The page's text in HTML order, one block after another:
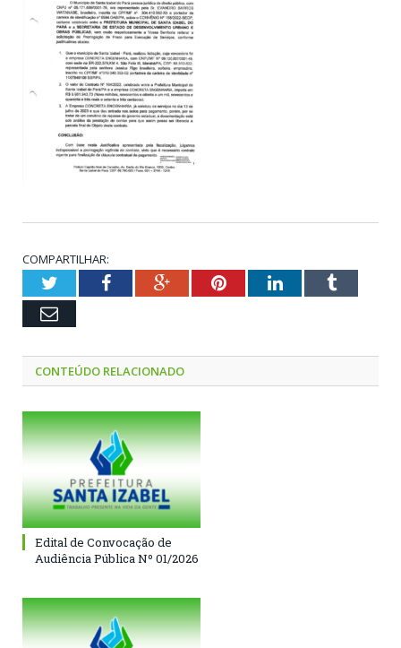
COMPARTILHAR:
TwitterFacebookGoogle+PinterestLinkedInTumblr
Email
CONTEÚDO RELACIONADO
Edital de Convocação de
Audiência Pública Nº 01/2026